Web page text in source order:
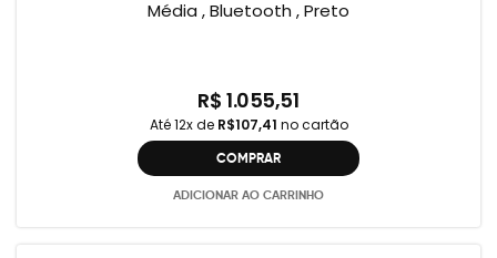
Média , Bluetooth , Preto
R$ 1.055,51
Até 12x de R$107,41 no cartão
COMPRAR
ADICIONAR AO CARRINHO